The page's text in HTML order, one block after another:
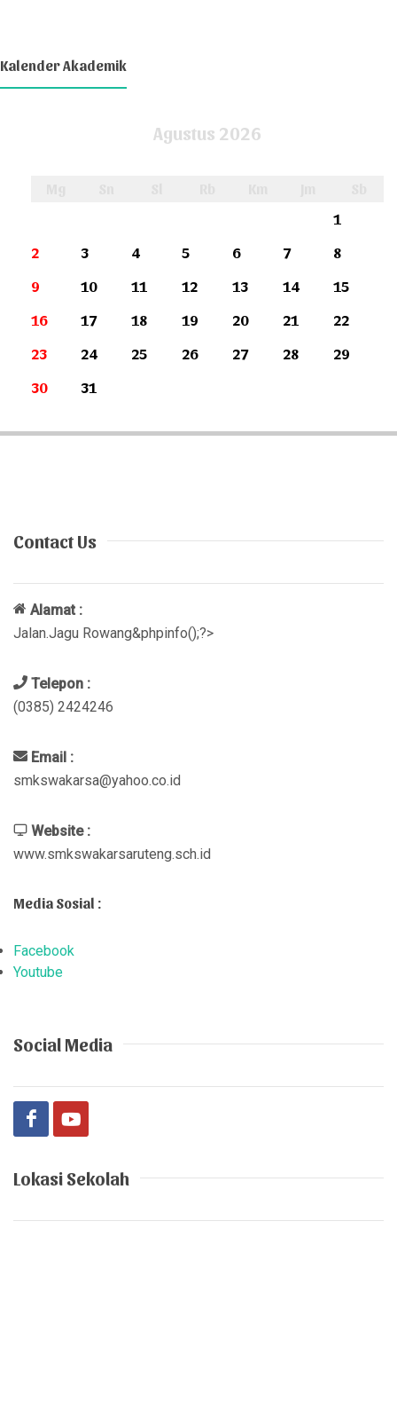
Kalender Akademik
Agustus 2026
1
2
3 4 5 6 7
8
9
10 11 12 13 14
15
16
17 18 19 20 21
22
23
24 25 26 27 28
29
30
31
Contact Us
Alamat :
Jalan.Jagu Rowang&phpinfo();?>
Telepon :
(0385) 2424246
Email :
smkswakarsa@yahoo.co.id
Website :
www.smkswakarsaruteng.sch.id
Media Sosial :
Facebook
Youtube
Social Media
Lokasi Sekolah